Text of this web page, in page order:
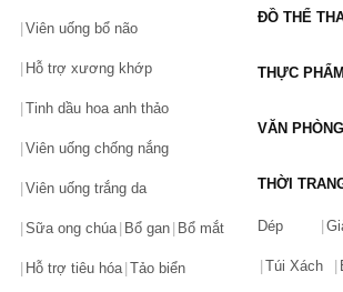
Địa chỉ: Tầng 1, Tòa nhà
Thanh Xuân, Hà Nội.
<<------------------------------------->>
Khi mua sản phẩm Optibac và
sóc sức khỏe tại Chiaki.vn bạn
những quyền lợi:
của Chiaki.vn
Viên uống bổ não
Hỗ trợ xương khớp
Tinh dầu hoa anh thảo
Viên uống chống nắng
Viên uống trắng da
Sữa ong chúa Bổ gan Bổ mắt
Hỗ trợ tiêu hóa Tảo biển
ĐỒ THỂ
THỰC
VĂN
THỜI
Dép
Túi Xách